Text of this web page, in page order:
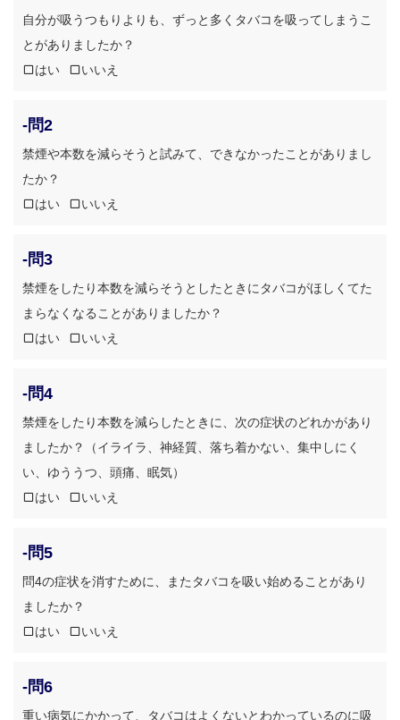
自分が吸うつもりよりも、ずっと多くタバコを吸ってしまうこ
とがありましたか？
はい
いいえ
-問2
禁煙や本数を減らそうと試みて、できなかったことがありまし
たか？
はい
いいえ
-問3
禁煙をしたり本数を減らそうとしたときにタバコがほしくてた
まらなくなることがありましたか？
はい
いいえ
-問4
禁煙をしたり本数を減らしたときに、次の症状のどれかがあり
ましたか？（イライラ、神経質、落ち着かない、集中しにく
い、ゆううつ、頭痛、眠気）
はい
いいえ
-問5
問4の症状を消すために、またタバコを吸い始めることがあり
ましたか？
はい
いいえ
-問6
重い病気にかかって、タバコはよくないとわかっているのに吸